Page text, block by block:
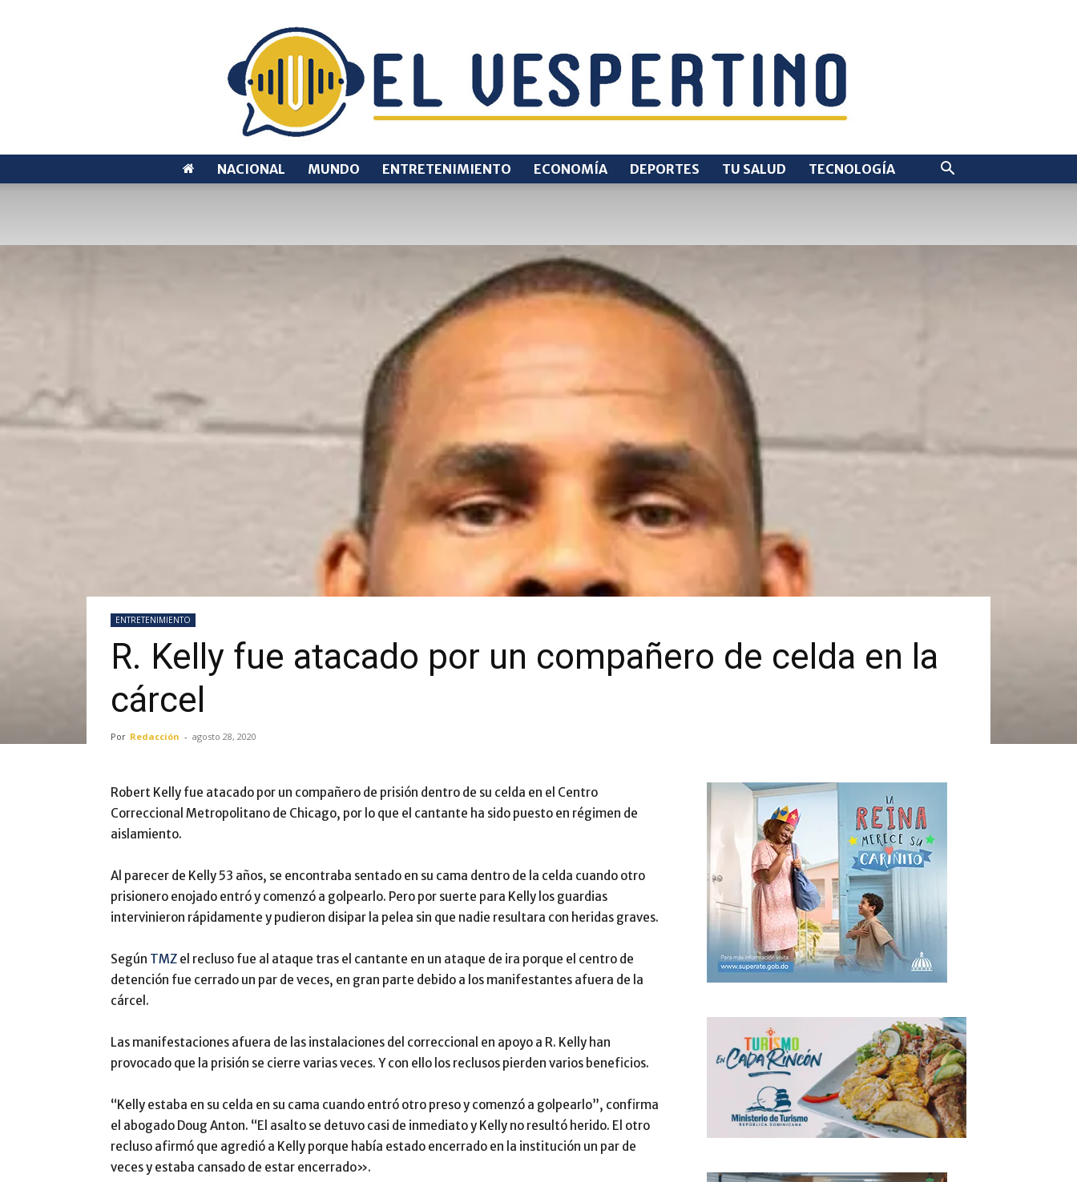
VESPERTINO
NACIONAL MUNDO ENTRETENIMIENTO ECONOMÍA DEPORTES TU SALUD TECNOLOGÍA
ENTRETENIMIENTO
R. Kelly fue atacado por un compañero de celda en la
cárcel
Por Redacción - agosto 28, 2020
Robert Kelly fue atacado por un compañero de prisión dentro de su celda en el Centro
Correccional Metropolitano de Chicago, por lo que el cantante ha sido puesto en régimen de
aislamiento.
Al parecer de Kelly 53 años, se encontraba sentado en su cama dentro de la celda cuando otro
prisionero enojado entró y comenzó a golpearlo. Pero por suerte para Kelly los guardias
intervinieron rápidamente y pudieron disipar la pelea sin que nadie resultara con heridas graves.
Según TMZ el recluso fue al ataque tras el cantante en un ataque de ira porque el centro de
detención fue cerrado un par de veces, en gran parte debido a los manifestantes afuera de la
cárcel.
Las manifestaciones afuera de las instalaciones del correccional en apoyo a R. Kelly han
provocado que la prisión se cierre varias veces. Y con ello los reclusos pierden varios beneficios.
“Kelly estaba en su celda en su cama cuando entró otro preso y comenzó a golpearlo”, confirma
el abogado Doug Anton. “El asalto se detuvo casi de inmediato y Kelly no resultó herido. El otro
recluso afirmó que agredió a Kelly porque había estado encerrado en la institución un par de
veces y estaba cansado de estar encerrado».